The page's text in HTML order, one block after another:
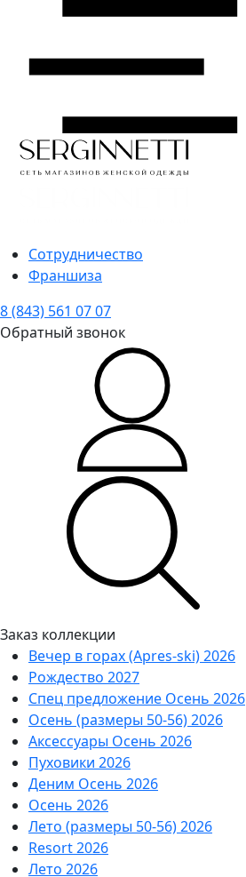
Сотрудничество
Франшиза
8 (843) 561 07 07
Обратный звонок
Заказ коллекции
Вечер в горах (Apres-ski) 2026
Рождество 2027
Спец предложение Осень 2026
Осень (размеры 50-56) 2026
Аксессуары Осень 2026
Пуховики 2026
Деним Осень 2026
Осень 2026
Лето (размеры 50-56) 2026
Resort 2026
Лето 2026